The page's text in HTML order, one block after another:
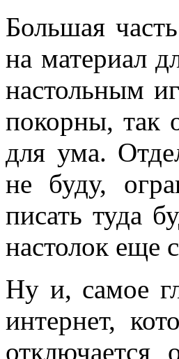
Большая
на материал
настольным
покорны, так
для ума.
не буду,
писать туда
настолок еще
Ну и, самое
интернет,